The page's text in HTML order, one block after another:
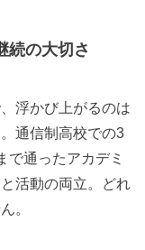
続の大切さ
浮かび上がるのは
通信制高校での3
で通ったアカデミ
活動の両立。どれ
。